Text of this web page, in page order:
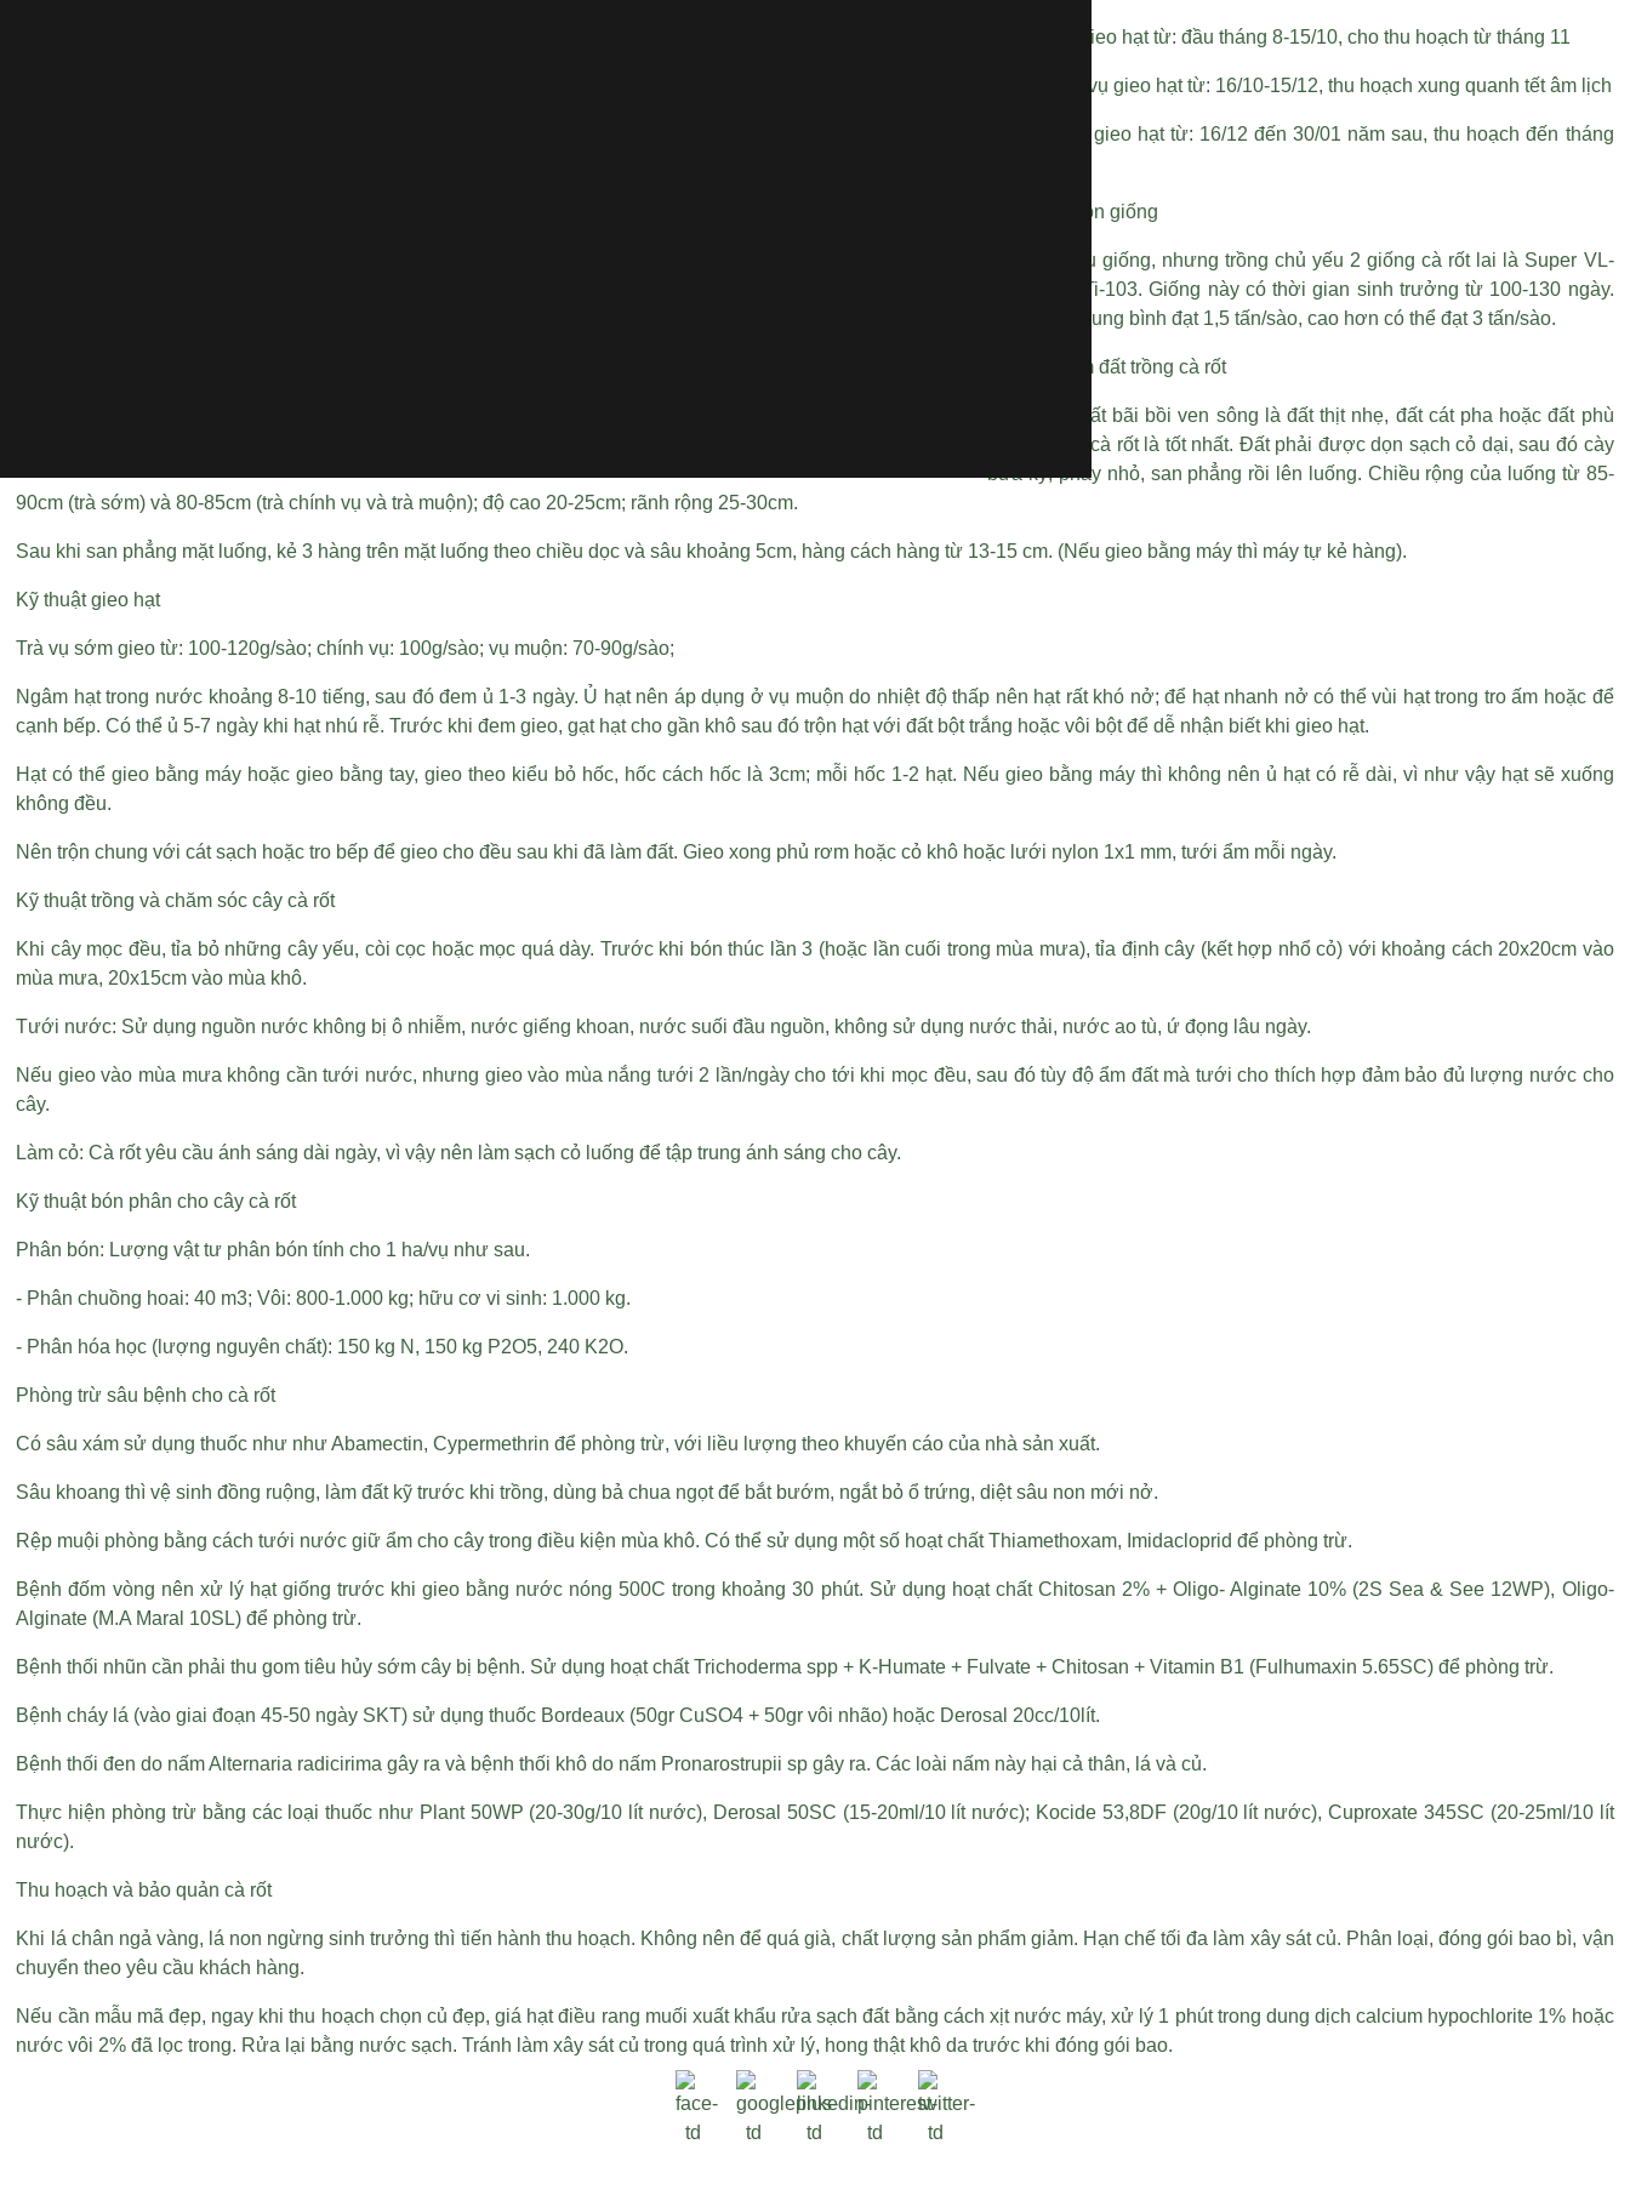
– Trà sớm gieo hạt từ: đầu tháng 8-15/10, cho thu hoạch từ tháng 11
– Trà chính vụ gieo hạt từ: 16/10-15/12, thu hoạch xung quanh tết âm lịch
– Trà muộn gieo hạt từ: 16/12 đến 30/01 năm sau, thu hoạch đến tháng
Kỹ thuật chọn giống
Có rất nhiều giống, nhưng trồng chủ yếu 2 giống cà rốt lai là Super VL-
444 F1 và Ti-103. Giống này có thời gian sinh trưởng từ 100-130 ngày.
Năng suất trung bình đạt 1,5 tấn/sào, cao hơn có thể đạt 3 tấn/sào.
Kỹ thuật làm đất trồng cà rốt
Nên chọn đất bãi bồi ven sông là đất thịt nhẹ, đất cát pha hoặc đất phù
sa để trồng cà rốt là tốt nhất. Đất phải được dọn sạch cỏ dại, sau đó cày
bừa kỹ, phay nhỏ, san phẳng rồi lên luống. Chiều rộng của luống từ 85-
90cm (trà sớm) và 80-85cm (trà chính vụ và trà muộn); độ cao 20-25cm; rãnh rộng 25-30cm.
Sau khi san phẳng mặt luống, kẻ 3 hàng trên mặt luống theo chiều dọc và sâu khoảng 5cm, hàng cách hàng từ 13-15 cm. (Nếu gieo bằng máy thì máy tự kẻ hàng).
Kỹ thuật gieo hạt
Trà vụ sớm gieo từ: 100-120g/sào; chính vụ: 100g/sào; vụ muộn: 70-90g/sào;
Ngâm hạt trong nước khoảng 8-10 tiếng, sau đó đem ủ 1-3 ngày. Ủ hạt nên áp dụng ở vụ muộn do nhiệt độ thấp nên hạt rất khó nở; để hạt nhanh nở có thể vùi hạt trong tro ấm hoặc để
cạnh bếp. Có thể ủ 5-7 ngày khi hạt nhú rễ. Trước khi đem gieo, gạt hạt cho gần khô sau đó trộn hạt với đất bột trắng hoặc vôi bột để dễ nhận biết khi gieo hạt.
Hạt có thể gieo bằng máy hoặc gieo bằng tay, gieo theo kiểu bỏ hốc, hốc cách hốc là 3cm; mỗi hốc 1-2 hạt. Nếu gieo bằng máy thì không nên ủ hạt có rễ dài, vì như vậy hạt sẽ xuống
không đều.
Nên trộn chung với cát sạch hoặc tro bếp để gieo cho đều sau khi đã làm đất. Gieo xong phủ rơm hoặc cỏ khô hoặc lưới nylon 1x1 mm, tưới ẩm mỗi ngày.
Kỹ thuật trồng và chăm sóc cây cà rốt
Khi cây mọc đều, tỉa bỏ những cây yếu, còi cọc hoặc mọc quá dày. Trước khi bón thúc lần 3 (hoặc lần cuối trong mùa mưa), tỉa định cây (kết hợp nhổ cỏ) với khoảng cách 20x20cm vào
mùa mưa, 20x15cm vào mùa khô.
Tưới nước: Sử dụng nguồn nước không bị ô nhiễm, nước giếng khoan, nước suối đầu nguồn, không sử dụng nước thải, nước ao tù, ứ đọng lâu ngày.
Nếu gieo vào mùa mưa không cần tưới nước, nhưng gieo vào mùa nắng tưới 2 lần/ngày cho tới khi mọc đều, sau đó tùy độ ẩm đất mà tưới cho thích hợp đảm bảo đủ lượng nước cho
cây.
Làm cỏ: Cà rốt yêu cầu ánh sáng dài ngày, vì vậy nên làm sạch cỏ luống để tập trung ánh sáng cho cây.
Kỹ thuật bón phân cho cây cà rốt
Phân bón: Lượng vật tư phân bón tính cho 1 ha/vụ như sau.
- Phân chuồng hoai: 40 m3; Vôi: 800-1.000 kg; hữu cơ vi sinh: 1.000 kg.
- Phân hóa học (lượng nguyên chất): 150 kg N, 150 kg P2O5, 240 K2O.
Phòng trừ sâu bệnh cho cà rốt
Có sâu xám sử dụng thuốc như như Abamectin, Cypermethrin để phòng trừ, với liều lượng theo khuyến cáo của nhà sản xuất.
Sâu khoang thì vệ sinh đồng ruộng, làm đất kỹ trước khi trồng, dùng bả chua ngọt để bắt bướm, ngắt bỏ ổ trứng, diệt sâu non mới nở.
Rệp muội phòng bằng cách tưới nước giữ ẩm cho cây trong điều kiện mùa khô. Có thể sử dụng một số hoạt chất Thiamethoxam, Imidacloprid để phòng trừ.
Bệnh đốm vòng nên xử lý hạt giống trước khi gieo bằng nước nóng 500C trong khoảng 30 phút. Sử dụng hoạt chất Chitosan 2% + Oligo- Alginate 10% (2S Sea & See 12WP), Oligo-
Alginate (M.A Maral 10SL) để phòng trừ.
Bệnh thối nhũn cần phải thu gom tiêu hủy sớm cây bị bệnh. Sử dụng hoạt chất Trichoderma spp + K-Humate + Fulvate + Chitosan + Vitamin B1 (Fulhumaxin 5.65SC) để phòng trừ.
Bệnh cháy lá (vào giai đoạn 45-50 ngày SKT) sử dụng thuốc Bordeaux (50gr CuSO4 + 50gr vôi nhão) hoặc Derosal 20cc/10lít.
Bệnh thối đen do nấm Alternaria radicirima gây ra và bệnh thối khô do nấm Pronarostrupii sp gây ra. Các loài nấm này hại cả thân, lá và củ.
Thực hiện phòng trừ bằng các loại thuốc như Plant 50WP (20-30g/10 lít nước), Derosal 50SC (15-20ml/10 lít nước); Kocide 53,8DF (20g/10 lít nước), Cuproxate 345SC (20-25ml/10 lít
nước).
Thu hoạch và bảo quản cà rốt
Khi lá chân ngả vàng, lá non ngừng sinh trưởng thì tiến hành thu hoạch. Không nên để quá già, chất lượng sản phẩm giảm. Hạn chế tối đa làm xây sát củ. Phân loại, đóng gói bao bì, vận
chuyển theo yêu cầu khách hàng.
Nếu cần mẫu mã đẹp, ngay khi thu hoạch chọn củ đẹp,giá hạt điều rang muối xuất khẩu rửa sạch đất bằng cách xịt nước máy, xử lý 1 phút trong dung dịch calcium hypochlorite 1% hoặc
nước vôi 2% đã lọc trong. Rửa lại bằng nước sạch. Tránh làm xây sát củ trong quá trình xử lý, hong thật khô da trước khi đóng gói bao.